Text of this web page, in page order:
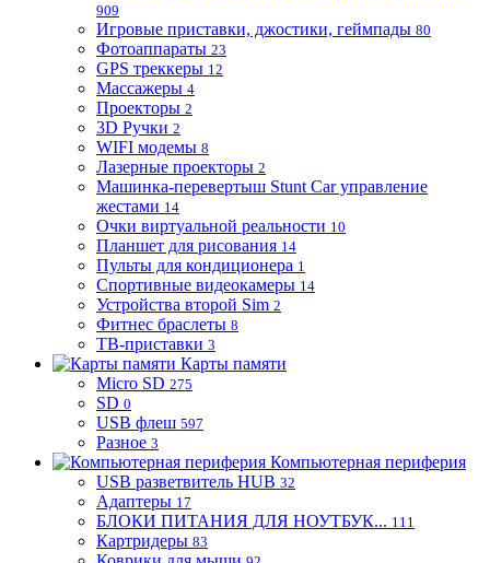
909
Игровые приставки, джостики, геймпады 80
Фотоаппараты 23
GPS треккеры 12
Массажеры 4
Проекторы 2
3D Ручки 2
WIFI модемы 8
Лазерные проекторы 2
Машинка-перевертыш Stunt Car управление
жестами 14
Очки виртуальной реальности 10
Планшет для рисования 14
Пульты для кондиционера 1
Спортивные видеокамеры 14
Устройства второй Sim 2
Фитнес браслеты 8
ТВ-приставки 3
Карты памяти
Micro SD 275
SD 0
USB флеш 597
Разное 3
Компьютерная периферия
USB разветвитель HUB 32
Адаптеры 17
БЛОКИ ПИТАНИЯ ДЛЯ НОУТБУК... 111
Картридеры 83